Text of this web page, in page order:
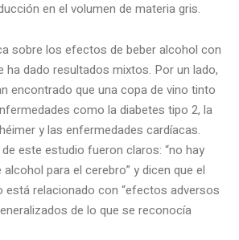
en el volumen de materia gris.
sobre los efectos de beber alcohol con
ha dado resultados mixtos. Por un lado,
encontrado que una copa de vino tinto
como la diabetes tipo 2, la
y las enfermedades cardíacas.
este estudio fueron claros: “no hay
para el cerebro” y dicen que el
relacionado con “efectos adversos
de lo que se reconocía